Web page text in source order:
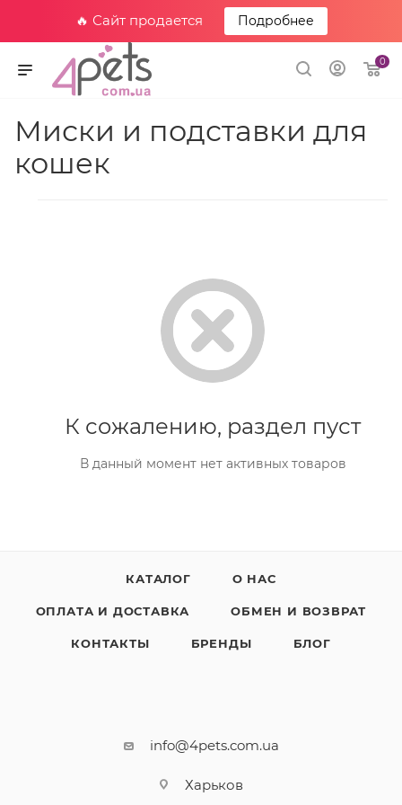
🔥 Сайт продается Подробнее
0
Миски и подставки для
кошек
К сожалению, раздел пуст
В данный момент нет активных товаров
КАТАЛОГ О НАС
ОПЛАТА И ДОСТАВКА ОБМЕН И ВОЗВРАТ
КОНТАКТЫ БРЕНДЫ БЛОГ
info@4pets.com.ua
Харьков